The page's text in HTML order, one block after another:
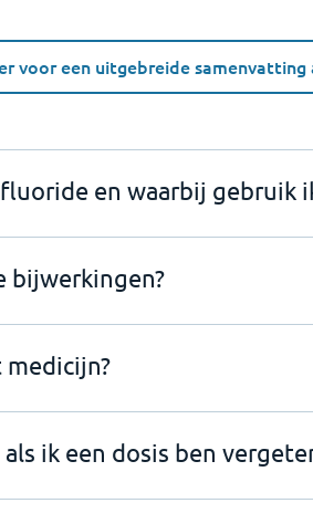
voor een uitgebreide samenvatting
en waarbij gebruik
bijwerkingen?
ik een dosis ben